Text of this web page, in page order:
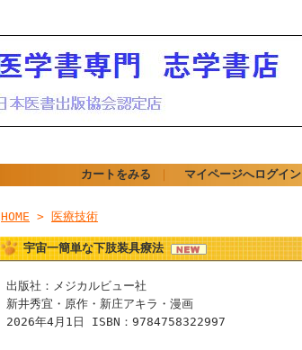
カートをみる マイページへログイン
HOME > 医療技術
宇宙一簡単な下肢装具療法
出版社：メジカルビュー社
新井秀宜・原作・新庄アキラ・漫画
2026年4月1日 ISBN：9784758322997